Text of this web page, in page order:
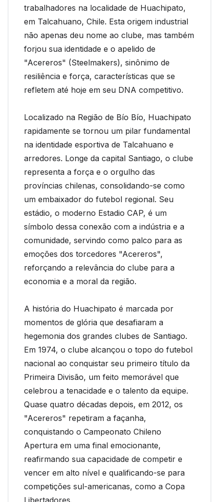
trabalhadores na localidade de Huachipato,
em Talcahuano, Chile. Esta origem industrial
não apenas deu nome ao clube, mas também
forjou sua identidade e o apelido de
"Acereros" (Steelmakers), sinônimo de
resiliência e força, características que se
refletem até hoje em seu DNA competitivo.
Localizado na Região de Bío Bío, Huachipato
rapidamente se tornou um pilar fundamental
na identidade esportiva de Talcahuano e
arredores. Longe da capital Santiago, o clube
representa a força e o orgulho das
províncias chilenas, consolidando-se como
um embaixador do futebol regional. Seu
estádio, o moderno Estadio CAP, é um
símbolo dessa conexão com a indústria e a
comunidade, servindo como palco para as
emoções dos torcedores "Acereros",
reforçando a relevância do clube para a
economia e a moral da região.
A história do Huachipato é marcada por
momentos de glória que desafiaram a
hegemonia dos grandes clubes de Santiago.
Em 1974, o clube alcançou o topo do futebol
nacional ao conquistar seu primeiro título da
Primeira Divisão, um feito memorável que
celebrou a tenacidade e o talento da equipe.
Quase quatro décadas depois, em 2012, os
"Acereros" repetiram a façanha,
conquistando o Campeonato Chileno
Apertura em uma final emocionante,
reafirmando sua capacidade de competir e
vencer em alto nível e qualificando-se para
competições sul-americanas, como a Copa
Libertadores.